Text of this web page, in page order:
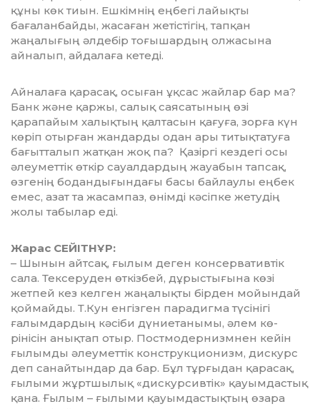
құны көк тиын. Ешкімнің еңбегі лайықты
бағаланбайды, жасаған жетістігің, тапқан
жаңалығың әлдебір тоғышардың олжасына
айналып, айдалаға кетеді.
Айналаға қарасақ, осыған ұқсас жайлар бар ма?
Банк және қаржы, салық саясатының өзі
қарапайым халықтың қалтасын қағуға, зорға күн
көріп отырған жандарды одан ары титықтатуға
бағыт­та­лып жатқан жоқ па? Қазіргі кездегі осы
әлеуметтік өткір сауалдардың жауабын тапсақ,
өзгенің бодандығындағы басы байлаулы еңбек
емес, азат та жасампаз, өнімді кәсіпке жетудің
жолы табылар еді.
Жарас СЕЙІТНҰР:
– Шынын айтсақ, ғылым деген кон­сер­вативтік
сала. Тексеруден өткізбей, дұрыстығына көзі
жетпей кез келген жаңалықты бірден мойындай
қоймайды. Т.Кун енгізген парадигма түсінігі
ғалым­дар­дың кәсіби дүниетанымы, әлем кө­
рінісін анықтап отыр. Постмодернизмнен кейін
ғылымды әлеуметтік конструкционизм, дискурс
деп санайтындар да бар. Бұл тұрғыдан қарасақ,
ғылыми жұрт­шылық «дискурсивтік» қауымдастық
қана. Ғылым – ғылыми қауымдастықтың өзара